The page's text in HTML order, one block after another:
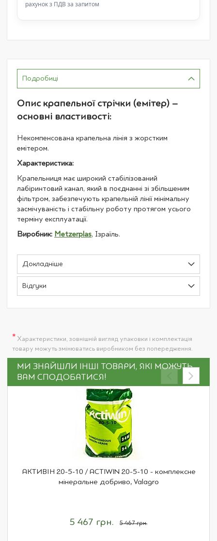
рахунок з ПДВ за запитом
Подробиці
Опис крапельної стрічки (емітер) –
основні властивості:
Некомпенсована крапельна лінія з жорстким
емітером.
Характеристика:
Крапельниця має широкий стабілізований
лабіринтовий канал, який в поєднанні зі збільшеним
фільтром, забезпечують крапельній лінії мінімальну
засмічуваність і стабільну роботу протягом усього
терміну експлуатації.
Виробник: Metzerplas, Ізраїль.
Докладніше
Відгуки
* Характеристики, зовнішній вигляд упаковки і комплектація
товару можуть змінюватись виробником без попередження.
МИ ЗНАЙШЛИ ІНШІ ТОВАРИ, ЯКІ МОЖУТЬ
ВАМ СПОДОБАТИСЯ!
АКТИВІН 20-5-10 / ACTIWIN 20-5-10 - комплексне
мінеральне добриво, Valagro
5 467 грн. 5 467 грн.